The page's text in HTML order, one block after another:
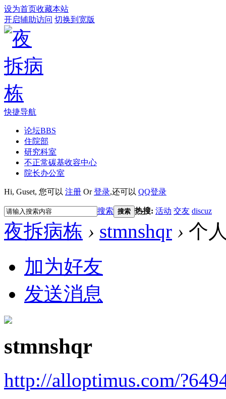
设为首页收藏本站
开启辅助访问 切换到宽版
快捷导航
论坛BBS
住院部
研究科室
不正常碳基收容中心
院长办公室
Hi, Guset, 您可以 注册 Or登录,还可以 QQ登录
搜索 搜索 热搜: 活动 交友 discuz
夜拆病栋 › stmnshqr › 个
加为好友
发送消息
stmnshqr
http://alloptimus.com/